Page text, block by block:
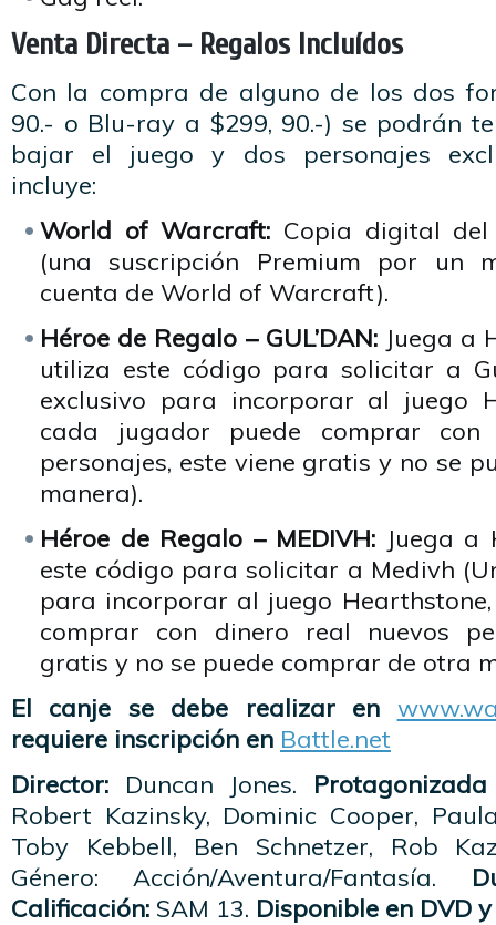
Venta Directa – Regalos Incluídos
Con la compra de alguno de los dos
90.- o Blu-ray a $299, 90.-) se podrán
bajar el juego y dos personajes
incluye:
World of Warcraft: Copia digital del
(una suscripción Premium por un
cuenta de World of Warcraft).
Héroe de Regalo – GUL’DAN:Juega a
utiliza este código para solicitar a
exclusivo para incorporar al juego
cada jugador puede comprar con
personajes, este viene gratis y no se
manera).
Héroe de Regalo – MEDIVH: Juega a
este código para solicitar a Medivh
para incorporar al juego
comprar con dinero real nuevos
gratis y no se puede comprar de otra
El canje se debe realizar en
requiere inscripción en Battle.net
Director: Duncan Jones.
Robert Kazinsky, Dominic Cooper,
Toby Kebbell, Ben Schnetzer, Rob
Género: Acción/Aventura/Fantasía.
Calificación: SAM 13. Disponible en DVD